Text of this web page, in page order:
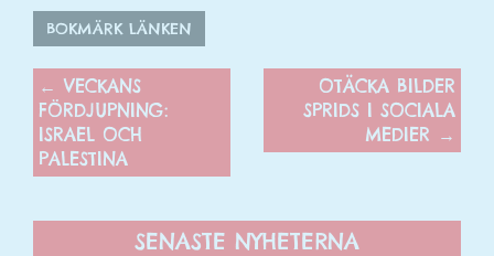
BOKMÄRK LÄNKEN
← VECKANS
FÖRDJUPNING:
ISRAEL OCH
PALESTINA
OTÄCKA BILDER
SPRIDS I SOCIALA
MEDIER →
SENASTE NYHETERNA